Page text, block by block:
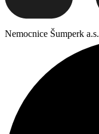
Nemocnice Šumperk a.s.